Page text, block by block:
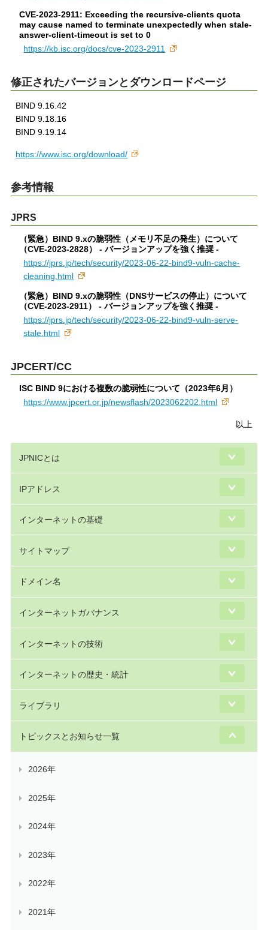
CVE-2023-2911: Exceeding the recursive-clients quota
may cause named to terminate unexpectedly when stale-
answer-client-timeout is set to 0
https://kb.isc.org/docs/cve-2023-2911
修正されたバージョンとダウンロードページ
BIND 9.16.42
BIND 9.18.16
BIND 9.19.14
https://www.isc.org/download/
参考情報
JPRS
（緊急）BIND 9.xの脆弱性（メモリ不足の発生）について
（CVE-2023-2828） - バージョンアップを強く推奨 -
https://jprs.jp/tech/security/2023-06-22-bind9-vuln-cache-
cleaning.html
（緊急）BIND 9.xの脆弱性（DNSサービスの停止）について
（CVE-2023-2911） - バージョンアップを強く推奨 -
https://jprs.jp/tech/security/2023-06-22-bind9-vuln-serve-
stale.html
JPCERT/CC
ISC BIND 9における複数の脆弱性について（2023年6月）
https://www.jpcert.or.jp/newsflash/2023062202.html
以上
JPNICとは
IPアドレス
インターネットの基礎
サイトマップ
ドメイン名
インターネットガバナンス
インターネットの技術
インターネットの歴史・統計
ライブラリ
トピックスとお知らせ一覧
2026年
2025年
2024年
2023年
2022年
2021年